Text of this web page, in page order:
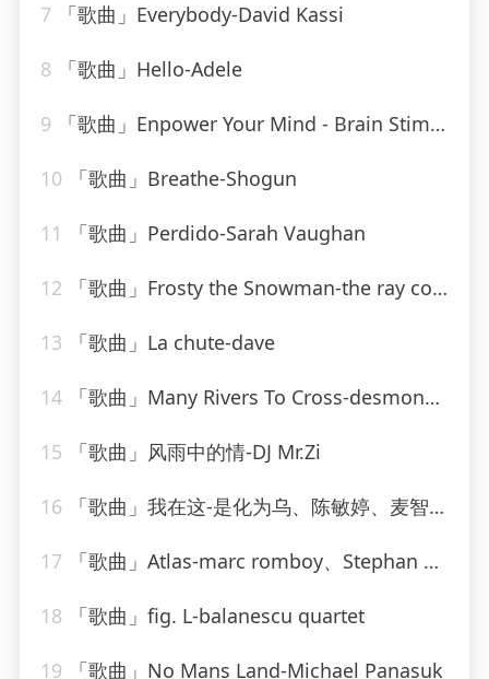
7 「歌曲」Everybody-David Kassi
8 「歌曲」Hello-Adele
9 「歌曲」Enpower Your Mind - Brain Stimulation Music-Moonlight Richards
10 「歌曲」Breathe-Shogun
11 「歌曲」Perdido-Sarah Vaughan
12 「歌曲」Frosty the Snowman-the ray conniff singers
13 「歌曲」La chute-dave
14 「歌曲」Many Rivers To Cross-desmond dekker
15 「歌曲」风雨中的情-DJ Mr.Zi
16 「歌曲」我在这-是化为乌、陈敏婷、麦智钧
17 「歌曲」Atlas-marc romboy、Stephan Bodzin
18 「歌曲」fig. L-balanescu quartet
19 「歌曲」No Mans Land-Michael Panasuk